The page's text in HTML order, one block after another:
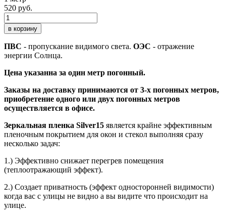
520 руб.
в корзину
ПВС - пропускание видимого света. ОЭС - отражение
энергии Солнца.
Цена указанна за один метр погонный.
Заказы на доставку принимаются от 3-х погонных метров,
приобретение одного или двух погонных метров
осуществляется в офисе.
Зеркальная пленка Silver15 является крайне эффективным
пленочным покрытием для окон и стекол выполняя сразу
несколько задач:
1.) Эффективно снижает перегрев помещения
(теплоотражающий эффект).
2.) Создает приватность (эффект односторонней видимости)
когда вас с улицы не видно а вы видите что происходит на
улице.